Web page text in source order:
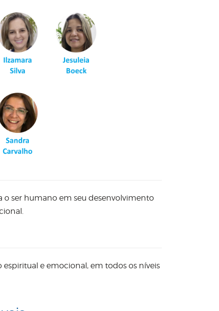
ser humano em seu desenvolvimento
e emocional, em todos os níveis